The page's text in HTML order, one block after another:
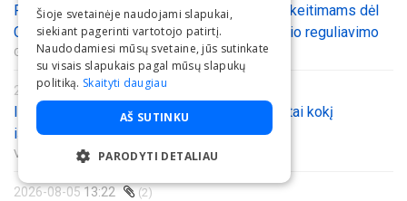
Pritarta Klimato kaitos valdymo įstatymo pakeitimams dėl
CO2 transportavimo infrastruktūros aiškesnio reguliavimo
Gamta, aplinkosauga
2026-08-05 13:26 (6)
Išmanieji baldai stebina Lietuvos pirkėjus: štai kokį
išgraibsto pirmiausia
Verslas, ekonomika, finansai, Prekyba
2026-08-0513:22 (2)
Šioje svetainėje naudojami slapukai,
siekiant pagerinti vartotojo patirtį.
Naudodamiesi mūsų svetaine, jūs sutinkate
su visais slapukais pagal mūsų slapukų
politiką. Skaityti daugiau
AŠ SUTINKU
PARODYTI DETALIAU
BŪTINIEJI